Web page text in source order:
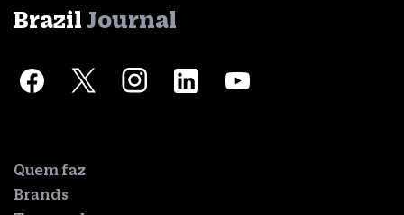
Brazil Journal
Quem faz
Brands